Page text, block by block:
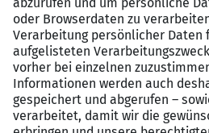
Outdoor-Living ist unser Zuhause
Als Spezialist für textile Sonnen-
Regenschutzlösungen sowie
Produkte verwandeln wir mit